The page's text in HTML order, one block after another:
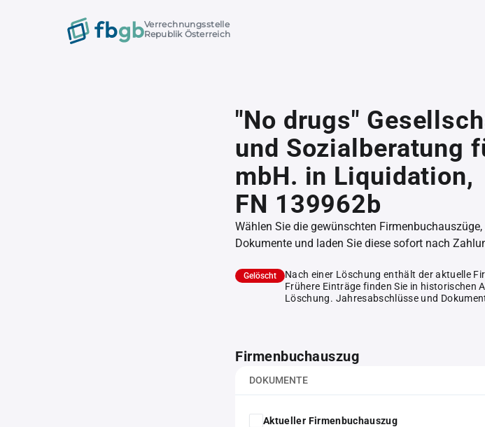
Verrechnungsstelle
Republik Österreich
"No drugs"
und Sozialberatung
mbH. in Liquidation,
FN 139962b
Wählen Sie die gewünschten
Dokumente und laden Sie diese sofort nach
Gelöscht
Nach einer Löschung enthält der aktuelle
Frühere Einträge finden Sie in historischen
Löschung. Jahresabschlüsse und
Firmenbuchauszug
DOKUMENTE
Aktueller Firmenbuchauszug